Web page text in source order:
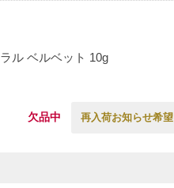
ル ベルベット 10g
欠品中 再入荷お知らせ希望